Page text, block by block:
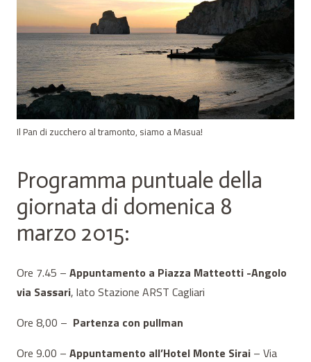
Il Pan di zucchero al tramonto, siamo a Masua!
Programma puntuale della
giornata di domenica 8
marzo 2015:
Ore 7.45 – Appuntamento a Piazza Matteotti -Angolo
via Sassari, lato Stazione ARST Cagliari
Ore 8,00 – Partenza con pullman
Ore 9.00 – Appuntamento all’Hotel Monte Sirai – Via